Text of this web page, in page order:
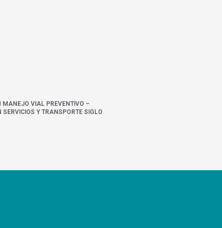
MANEJO VIAL PREVENTIVO –
SERVICIOS Y TRANSPORTE SIGLO